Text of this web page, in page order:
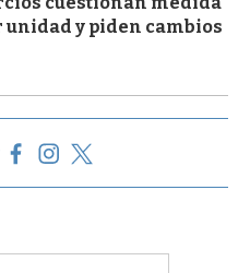
y piden cambios